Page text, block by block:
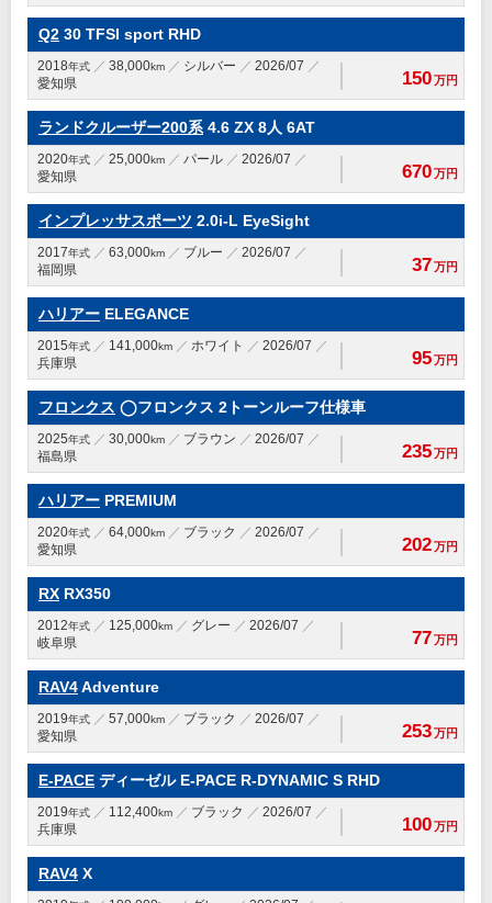
Q2 30 TFSI sport RHD
2018年式 38,000km シルバー
2026/07
愛知県
150万円
ランドクルーザー200系4.6 ZX 8人 6AT
2020年式 25,000km パール
2026/07
愛知県
670万円
インプレッサスポーツ 2.0i-L EyeSight
2017年式 63,000km ブルー
2026/07
福岡県
37万円
ハリアー ELEGANCE
2015年式 141,000km ホワイト
2026/07
兵庫県
95万円
フロンクス ◯フロンクス 2トーンルーフ仕様車
2025年式 30,000km ブラウン
2026/07
福島県
235万円
ハリアー PREMIUM
2020年式 64,000km ブラック
2026/07
愛知県
202万円
RX RX350
2012年式 125,000km グレー
2026/07
岐阜県
77万円
RAV4Adventure
2019年式 57,000km ブラック
2026/07
愛知県
253万円
E-PACE ディーゼル E-PACE R-DYNAMIC S RHD
2019年式 112,400km ブラック
2026/07
兵庫県
100万円
RAV4 X